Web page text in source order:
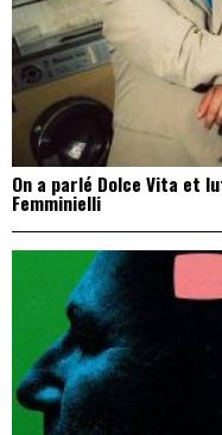
On a parlé Dolce Vita et
Femminielli